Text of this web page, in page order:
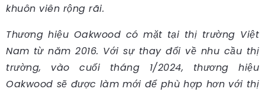
khuôn viên rộng rãi.
Thương hiệu Oakwood có mặt tại thị trường Việt
Nam từ năm 2016. Với sự thay đổi về nhu cầu thị
trường, vào cuối tháng 1/2024, thương hiệu
Oakwood sẽ được làm mới để phù hợp hơn với thị